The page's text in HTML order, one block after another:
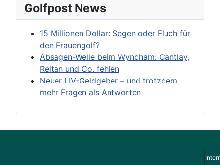
Golfpost News
15 Millionen Dollar: Segen oder Fluch für
den Frauengolf?
Absagen-Welle beim Wyndham: Cantlay,
Reitan und Co. fehlen
Neuer LIV-Geldgeber – und trotzdem
mehr Fragen als Antworten